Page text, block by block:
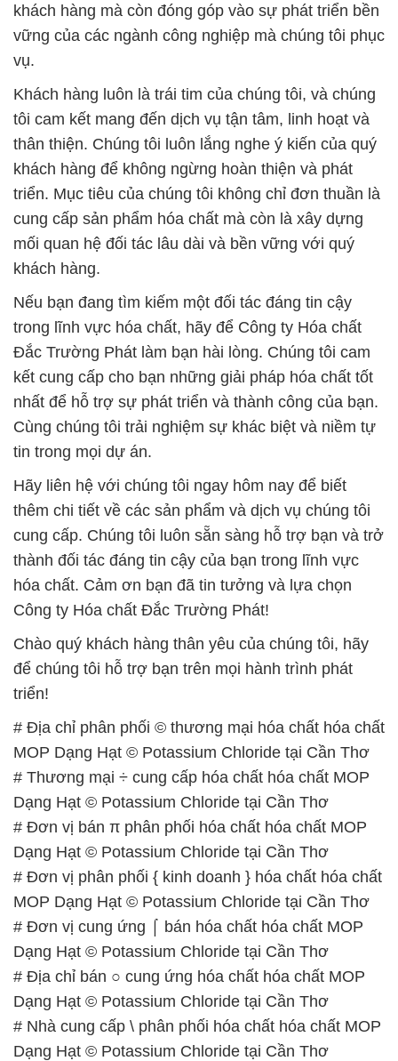
khách hàng mà còn đóng góp vào sự phát triển bền
vững của các ngành công nghiệp mà chúng tôi phục
vụ.
Khách hàng luôn là trái tim của chúng tôi, và chúng
tôi cam kết mang đến dịch vụ tận tâm, linh hoạt và
thân thiện. Chúng tôi luôn lắng nghe ý kiến của quý
khách hàng để không ngừng hoàn thiện và phát
triển. Mục tiêu của chúng tôi không chỉ đơn thuần là
cung cấp sản phẩm hóa chất mà còn là xây dựng
mối quan hệ đối tác lâu dài và bền vững với quý
khách hàng.
Nếu bạn đang tìm kiếm một đối tác đáng tin cậy
trong lĩnh vực hóa chất, hãy để Công ty Hóa chất
Đắc Trường Phát làm bạn hài lòng. Chúng tôi cam
kết cung cấp cho bạn những giải pháp hóa chất tốt
nhất để hỗ trợ sự phát triển và thành công của bạn.
Cùng chúng tôi trải nghiệm sự khác biệt và niềm tự
tin trong mọi dự án.
Hãy liên hệ với chúng tôi ngay hôm nay để biết
thêm chi tiết về các sản phẩm và dịch vụ chúng tôi
cung cấp. Chúng tôi luôn sẵn sàng hỗ trợ bạn và trở
thành đối tác đáng tin cậy của bạn trong lĩnh vực
hóa chất. Cảm ơn bạn đã tin tưởng và lựa chọn
Công ty Hóa chất Đắc Trường Phát!
Chào quý khách hàng thân yêu của chúng tôi, hãy
để chúng tôi hỗ trợ bạn trên mọi hành trình phát
triển!
# Địa chỉ phân phối © thương mại hóa chất hóa chất
MOP Dạng Hạt © Potassium Chloride tại Cần Thơ
# Thương mại ÷ cung cấp hóa chất hóa chất MOP
Dạng Hạt © Potassium Chloride tại Cần Thơ
# Đơn vị bán π phân phối hóa chất hóa chất MOP
Dạng Hạt © Potassium Chloride tại Cần Thơ
# Đơn vị phân phối { kinh doanh } hóa chất hóa chất
MOP Dạng Hạt © Potassium Chloride tại Cần Thơ
# Đơn vị cung ứng ⌠ bán hóa chất hóa chất MOP
Dạng Hạt © Potassium Chloride tại Cần Thơ
# Địa chỉ bán ○ cung ứng hóa chất hóa chất MOP
Dạng Hạt © Potassium Chloride tại Cần Thơ
# Nhà cung cấp \ phân phối hóa chất hóa chất MOP
Dạng Hạt © Potassium Chloride tại Cần Thơ